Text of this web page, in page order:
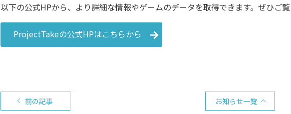
以下の公式HPから、より詳細な情報やゲームのデータを取得できます。ぜひご覧
ProjectTakeの公式HPはこちらから
前の記事 お知らせ一覧